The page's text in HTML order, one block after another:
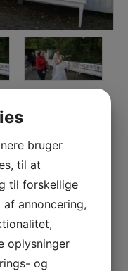
bruger
til at
til forskellige
annoncering,
oplysninger
og